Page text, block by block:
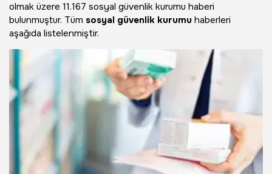
olmak üzere 11.167 sosyal güvenlik kurumu haberi
bulunmuştur. Tüm sosyal güvenlik kurumu haberleri
aşağıda listelenmiştir.